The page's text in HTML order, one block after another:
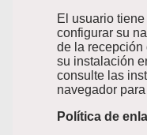
El usuario
configurar su
de la recepción
su instalación
consulte las
navegador
Política de